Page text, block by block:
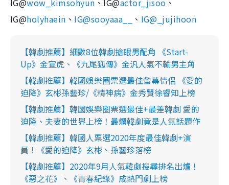
IG@holyhaein 、 IG@sooyaaa__ 、 IG@_jujihoon
【韓劇推薦】細數8位韓劇搶眼男配角 《Start-
Up》金宣虎、《九尾狐傳》金汎人氣不輸男主角
【韓劇推薦】韓國娛樂圈票選最佳螢幕情侶 《愛的
迫降》玄彬孫藝珍/《精神病》金秀賢徐睿知上榜
【韓劇推薦】韓國娛樂圈票選最佳+最差韓劇 愛的
迫降、夫妻的世界上榜！最爛韓劇竟是人氣話題作
【韓劇推薦】韓國人票選2020年度最佳韓劇+演
員！《愛的迫降》玄彬、孫藝珍落榜
【韓劇推薦】2020年9月人氣韓劇搜尋排名出爐！
《惡之花》、《青春紀錄》成熱門劇上榜